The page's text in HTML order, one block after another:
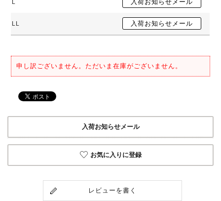
L
LL
申し訳ございません。ただいま在庫がございません。
入荷お知らせメール
お気に入りに登録
レビューを書く